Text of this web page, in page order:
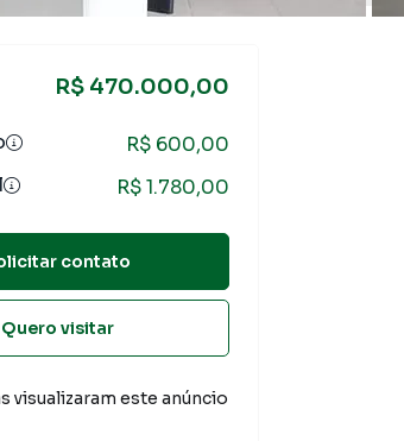
R$ 470.000,00
R$ 600,00
R$ 1.780,00
contato
Quero visitar
visualizaram este anúncio